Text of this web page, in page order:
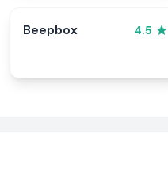
Beepbox 4.5